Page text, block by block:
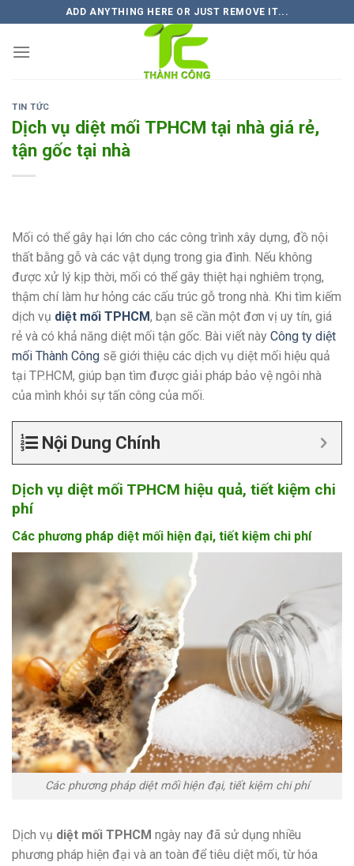
to
content
ADD ANYTHING HERE OR JUST REMOVE IT...
TIN TỨC
Dịch vụ diệt mối TPHCM tại nhà giá rẻ,
tận gốc tại nhà
Mối có thể gây hại lớn cho các công trình xây dựng, đồ nội
thất bằng gỗ và các vật dụng trong gia đình. Nếu không
được xử lý kịp thời, mối có thể gây thiệt hại nghiêm trọng,
thậm chí làm hư hỏng các cấu trúc gỗ trong nhà. Khi tìm kiếm
dịch vụ diệt mối TPHCM, bạn sẽ cần một đơn vị uy tín, giá
rẻ và có khả năng diệt mối tận gốc. Bài viết này Công ty diệt
mối Thành Công sẽ giới thiệu các dịch vụ diệt mối hiệu quả
tại TP.HCM, giúp bạn tìm được giải pháp bảo vệ ngôi nhà
của mình khỏi sự tấn công của mối.
Nội Dung Chính
Dịch vụ diệt mối TPHCM hiệu quả, tiết kiệm chi
phí
Các phương pháp diệt mối hiện đại, tiết kiệm chi phí
Các phương pháp diệt mối hiện đại, tiết kiệm chi phí
Dịch vụ diệt mối TPHCM ngày nay đã sử dụng nhiều
phương pháp hiện đại và an toàn để tiêu diệt mối, từ hóa